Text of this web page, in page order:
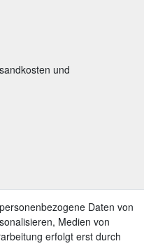
und
Daten von
Medien von
erfolgt erst durch